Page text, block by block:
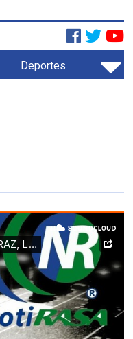
Deportes